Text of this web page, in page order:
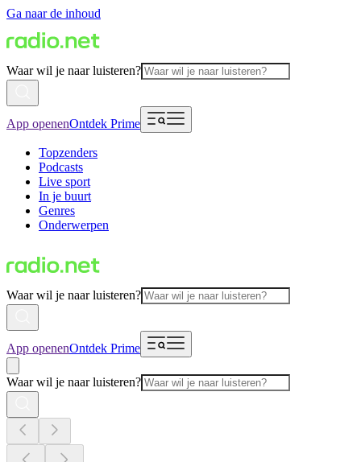
Ga naar de inhoud
Waar wil je naar luisteren?
App openenOntdek Prime
Topzenders
Podcasts
Live sport
In je buurt
Genres
Onderwerpen
Waar wil je naar luisteren?
App openenOntdek Prime
Waar wil je naar luisteren?